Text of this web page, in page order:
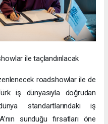
ile taçlandırılacak
roadshowlar ile de
iş dünyasıyla doğrudan
standartlarındaki iş
sunduğu fırsatları öne